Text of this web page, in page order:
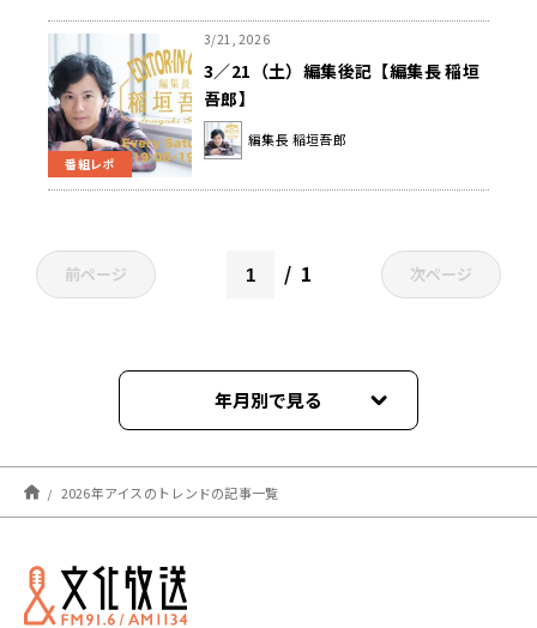
番組レポ
3/21, 2026
3／21（土）編集後記【編集長 稲垣
吾郎】
編集長 稲垣吾郎
前ページ 1 次ページ
年月別で見る
2026年03月
2026年アイスのトレンドの記事一覧